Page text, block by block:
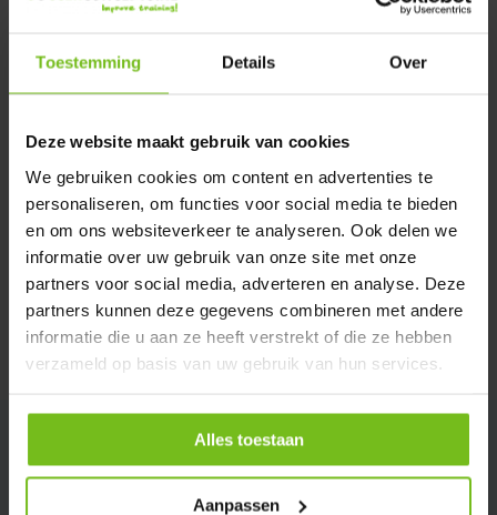
Toestemming Details Over
Deze website maakt gebruik van cookies
We gebruiken cookies om content en advertenties te
personaliseren, om functies voor social media te bieden
en om ons websiteverkeer te analyseren. Ook delen we
informatie over uw gebruik van onze site met onze
partners voor social media, adverteren en analyse. Deze
partners kunnen deze gegevens combineren met andere
informatie die u aan ze heeft verstrekt of die ze hebben
verzameld op basis van uw gebruik van hun services.
Alles toestaan
Aanpassen
Heeft u een vraag over dit product ?
Verstuur email
Productomschrijving
Specificaties
Reviews